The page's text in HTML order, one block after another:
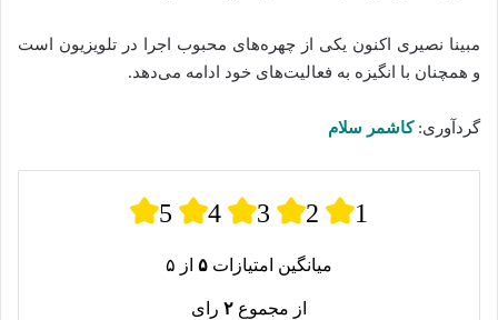
مبینا نصیری اکنون یکی از چهره‌های محبوب اجرا در تلویزیون است
و همچنان با انگیزه به فعالیت‌های خود ادامه می‌دهد.
گردآوری:کاشمر سلام
5 4 3 2 1
میانگین امتیازات ۵ از ۵
از مجموع ۲ رای